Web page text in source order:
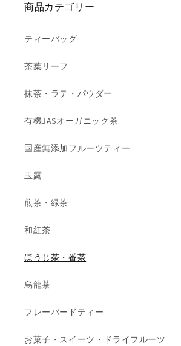
商品カテゴリー
ティーバッグ
茶葉リーフ
抹茶・ラテ・パウダー
有機JASオーガニック茶
国産無添加フルーツティー
玉露
煎茶・緑茶
和紅茶
ほうじ茶・番茶
烏龍茶
フレーバードティー
お菓子・スイーツ・ドライフルーツ